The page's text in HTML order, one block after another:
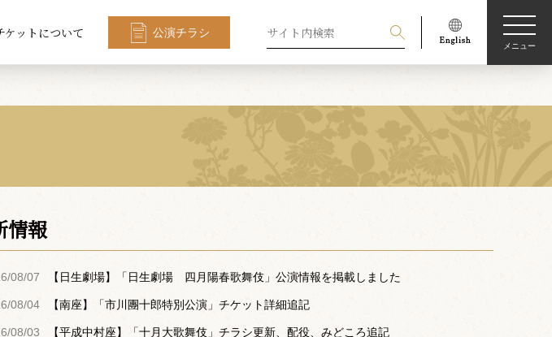
ケットについて 公演チラシ
メニュー
情報
08/07 【日生劇場】「日生劇場 四月陽春歌舞伎」公演情報を掲載しました
08/04 【南座】「市川團十郎特別公演」チケット詳細追記
08/03 【平成中村座】「十月大歌舞伎」チラシ更新、配役、みどころ追記